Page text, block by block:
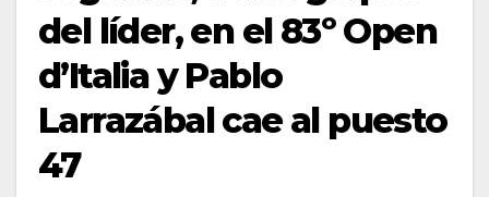
del líder, en el 83º Open
d’Italia y Pablo
Larrazábal cae al puesto
47